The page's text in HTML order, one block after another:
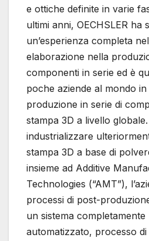
e ottiche definite in varie
ultimi anni, OECHSLER ha
un’esperienza completa
elaborazione nella
componenti in serie ed è
poche aziende al mondo
produzione in serie di
stampa 3D a livello
industrializzare
stampa 3D a base di
insieme ad Additive
Technologies (“AMT”),
processi di post-
un sistema completamente
automatizzato, processo